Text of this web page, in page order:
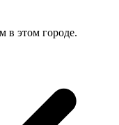
в этом городе.